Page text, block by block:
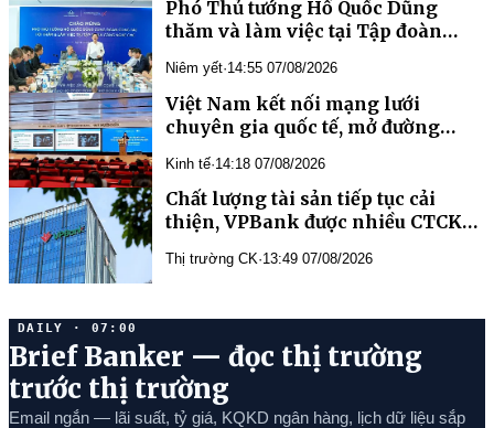
Phó Thủ tướng Hồ Quốc Dũng
thăm và làm việc tại Tập đoàn
Niêm yết·14:55 07/08/2026
Việt Nam kết nối mạng lưới
chuyên gia quốc tế, mở đường
truyền học trước sinh
Kinh tế·14:18 07/08/2026
Chất lượng tài sản tiếp tục cải
thiện, VPBank được nhiều CTCK
Thị trường CK·13:49 07/08/2026
DAILY · 07:00
Brief Banker — đọc thị trường
trước thị trường
Email ngắn — lãi suất, tỷ giá, KQKD ngân hàng, lịch dữ liệu sắp